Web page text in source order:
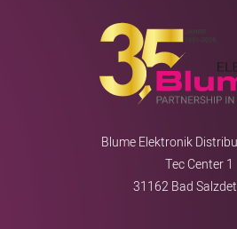
Blume Elektronik
Tec Center 1
31162 Bad